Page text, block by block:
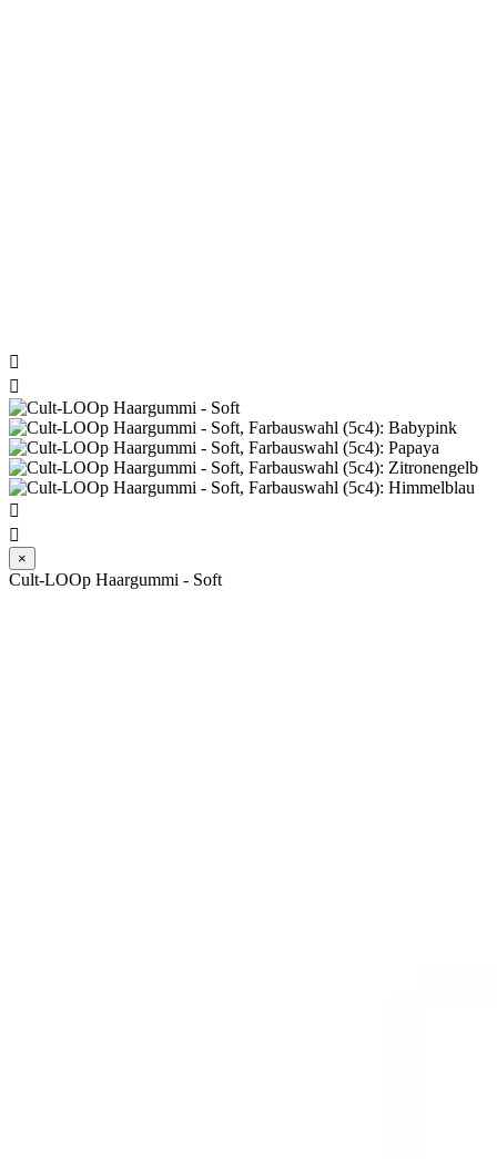




×
Cult-LOOp Haargummi - Soft